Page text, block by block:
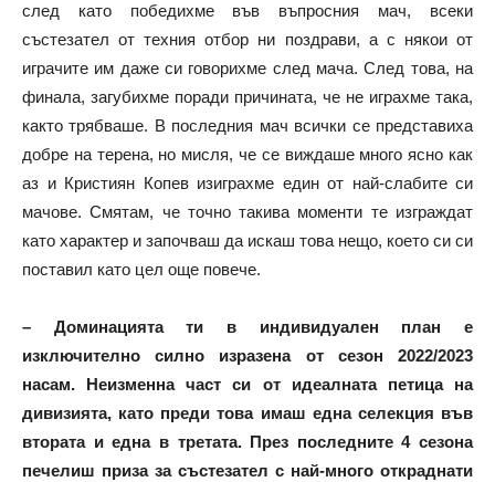
след като победихме във въпросния мач, всеки
състезател от техния отбор ни поздрави, а с някои от
играчите им даже си говорихме след мача. След това, на
финала, загубихме поради причината, че не играхме така,
както трябваше. В последния мач всички се представиха
добре на терена, но мисля, че се виждаше много ясно как
аз и Кристиян Копев изиграхме един от най-слабите си
мачове. Смятам, че точно такива моменти те изграждат
като характер и започваш да искаш това нещо, което си си
поставил като цел още повече.
– Доминацията ти в индивидуален план е
изключително силно изразена от сезон 2022/2023
насам. Неизменна част си от идеалната петица на
дивизията, като преди това имаш една селекция във
втората и една в третата. През последните 4 сезона
печелиш приза за състезател с най-много откраднати